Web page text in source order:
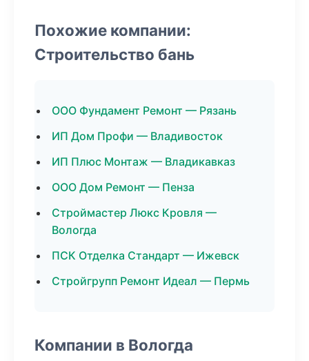
Похожие компании:
Строительство бань
ООО Фундамент Ремонт — Рязань
ИП Дом Профи — Владивосток
ИП Плюс Монтаж — Владикавказ
ООО Дом Ремонт — Пенза
Строймастер Люкс Кровля —
Вологда
ПСК Отделка Стандарт — Ижевск
Стройгрупп Ремонт Идеал — Пермь
Компании в Вологда